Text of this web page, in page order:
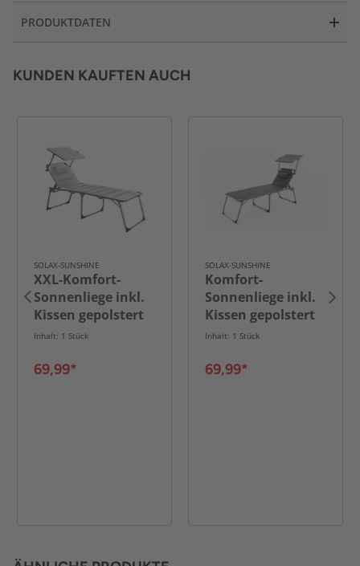
PRODUKTDATEN
KUNDEN KAUFTEN AUCH
SOLAX-SUNSHINE
XXL-Komfort-
Sonnenliege inkl.
Kissen gepolstert
aus Aluminium,
48 cm - Grau
Inhalt: 1 Stück
69,99*
SOLAX-SUNSHINE
Komfort-
Sonnenliege inkl.
Kissen gepolstert
aus Aluminium,
48 cm - Schwarz
Inhalt: 1 Stück
69,99*